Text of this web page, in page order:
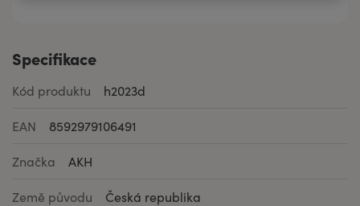
Specifikace
Kód produktu h2023d
EAN 8592979106491
Značka AKH
Země původu Česká republika